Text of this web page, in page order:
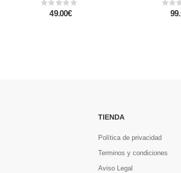
49.00€
TIENDA
Política de privacidad
Terminos y condiciones
Aviso Legal